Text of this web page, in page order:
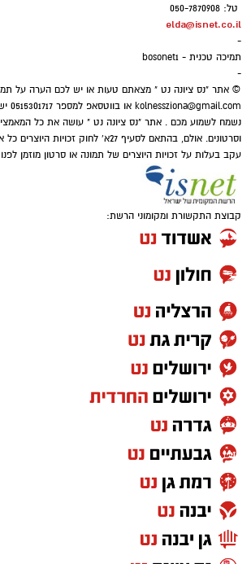
בסופו של דבר, נדמה שהכיסאות
על העקרונות. תושבי נס ציונה
אינו נוח פוליטית.
האופוזיציה בראשותי תמשיך להיות
עניינית, ערכית ועקבית, שתפעל אך
תושבי נס ציונה. אני, איתי דגן, וחברי
מבטיחים להוות אלטרנטיבה ראויה
ציונה!״
על הרקע וההתפתחויות, ראו
הפתעה בקואליציה !
⇐וואטסאפ נס ציונה נט -
מעודכנים תמיד!
איפה יש בנס ציונה
הכסף שנעלם בשקט: כך דמי
לפנסיונרים אלפי שקלים
יש כמה דברים שכל מי שמתכנן
ההגעה לאזור האירוע. ללא כרטיס
תתאפשר כניסה למתחם.
\
המופעים
נועה קירל – 21:00
מור רביעי – 22:00
אופק אדנק – 23:00
הקיסרים – במופע מחווה ליהודה
טל: 050-7870908
elda@isnet.co.il
-
תמיכה טכנית - bosonet1
-
© אתר "נס ציונה נט " מצאתם טעות או יש לכם הערה על
kolnessziona@gmail.com
או
נשמח לשמוע מכם . אתר "נס ציונה נט " עושה את כל
וסרטונים. אולם, בהתאם לסעיף 27א' לחוק
עקב בעלות על זכויות היוצרים של תמונה או סרטון מוזמן
קבוצת התקשורת ומקומוני הרשת: